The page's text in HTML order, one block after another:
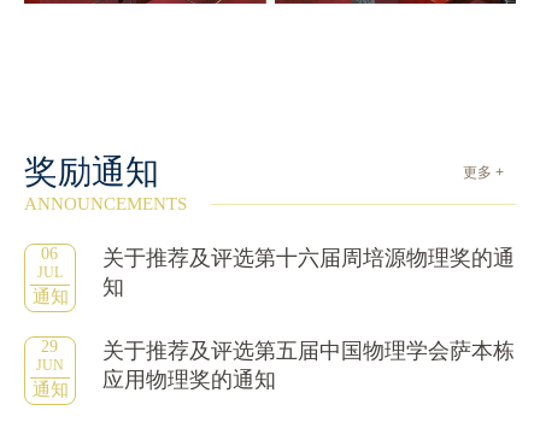
奖励通知 更多 +
ANNOUNCEMENTS
06
JUL
通知
关于推荐及评选第十六届周培源物理奖的通
知
29
JUN
通知
关于推荐及评选第五届中国物理学会萨本栋
应用物理奖的通知